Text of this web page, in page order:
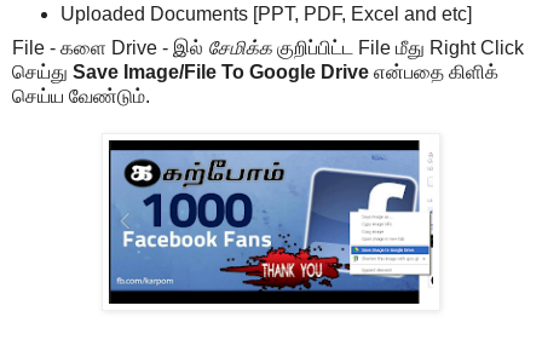
Uploaded Documents [PPT, PDF, Excel and etc]
File - களை Drive - இல் சேமிக்க குறிப்பிட்ட File மீது Right Click
செய்து Save Image/File To Google Drive என்பதை கிளிக்
செய்ய வேண்டும்.